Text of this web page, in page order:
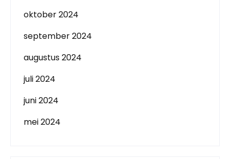
oktober 2024
september 2024
augustus 2024
juli 2024
juni 2024
mei 2024